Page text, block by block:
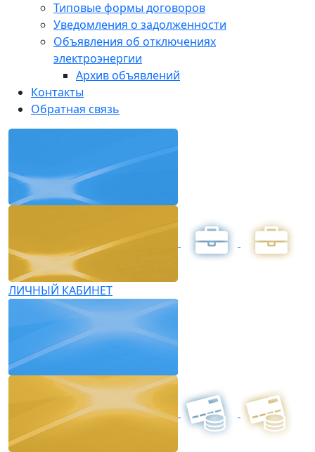
Типовые формы договоров
Уведомления о задолженности
Объявления об отключениях
электроэнергии
Архив объявлений
Контакты
Обратная связь
ЛИЧНЫЙ КАБИНЕТ